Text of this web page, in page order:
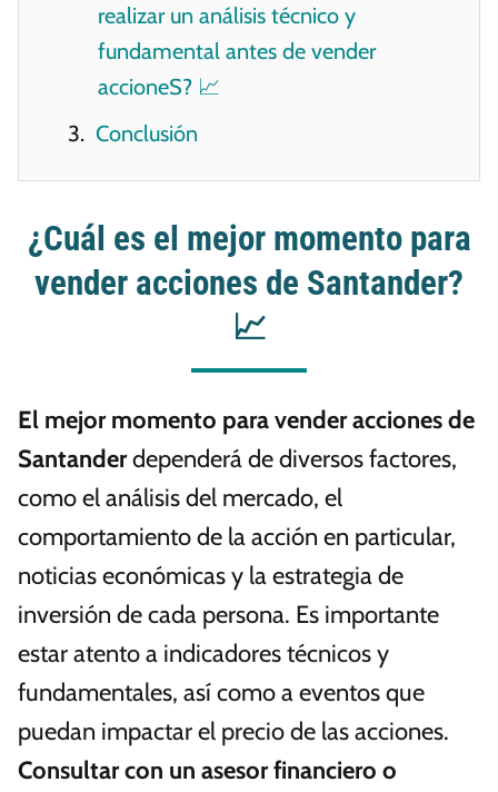
realizar un análisis técnico y
fundamental antes de vender
accioneS? 📈
Conclusión
¿Cuál es el mejor momento para
vender acciones de Santander?
📈
El mejor momento para vender acciones de
Santanderdependerá de diversos factores,
como el análisis del mercado, el
comportamiento de la acción en particular,
noticias económicas y la estrategia de
inversión de cada persona. Es importante
estar atento a indicadores técnicos y
fundamentales, así como a eventos que
puedan impactar el precio de las acciones.
Consultar con un asesor financiero o